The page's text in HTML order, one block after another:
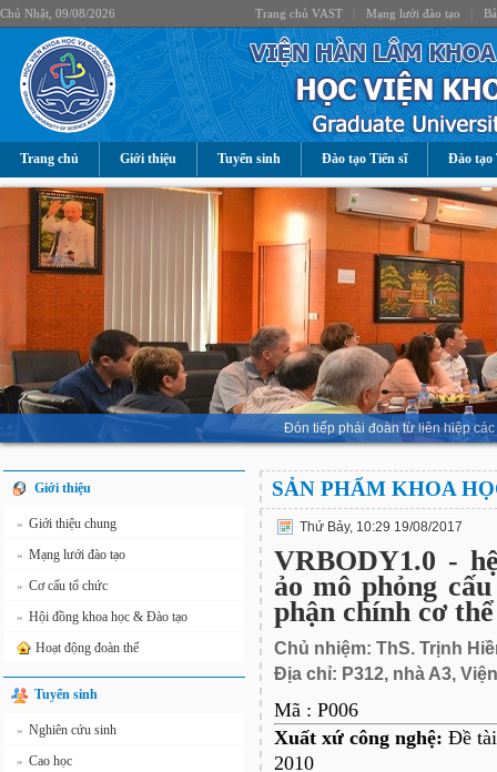
Chủ Nhật, 09/08/2026 Trang chủ VAST Mạng lưới đào tạo
Trang chủ Giới thiệu Tuyển sinh Đào tạo Tiến sĩ Đào tạo
Đón tiếp phái đoàn từ liên hiệp
Giới thiệu
» Giới thiệu chung
» Mạng lưới đào tạo
» Cơ cấu tổ chức
» Hội đồng khoa học & Đào tạo
Hoạt động đoàn thể
Tuyển sinh
» Nghiên cứu sinh
» Cao học
SẢN PHẨM KHOA
Thứ Bảy, 10:29 19/08/2017
VRBODY1.0 -
ảo mô phỏng
phận chính cơ
Chủ nhiệm: ThS. Trịnh
Địa chỉ: P312, nhà A3,
Mã : P006
Xuất xứ công nghệ: Đề
2010